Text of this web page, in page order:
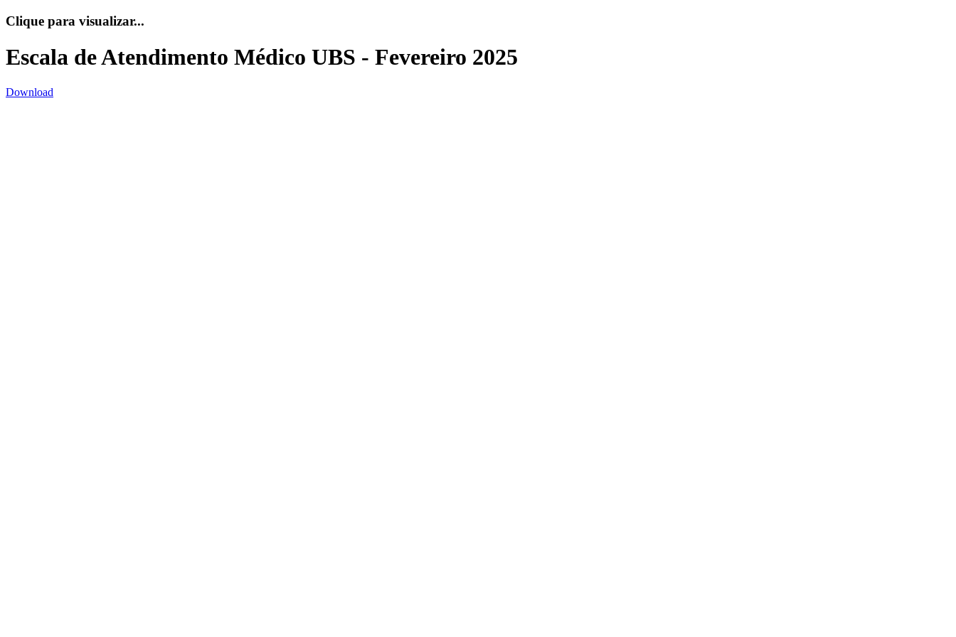
Clique para visualizar...
Escala de Atendimento Médico UBS - Fevereiro 2025
Download